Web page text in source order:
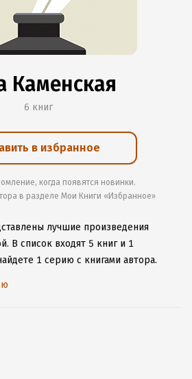
Каменская
6 книг
в избранное
когда появятся новинки.
в разделе Мои Книги «Избранное»
лучшие произведения
В список входят 5 книг и 1
1 серию с книгами автора.
с любимыми произведениями даже